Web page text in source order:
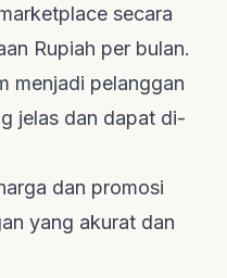
secara
Rupiah per bulan.
menjadi pelanggan
jelas dan dapat di-
dan promosi
yang akurat dan